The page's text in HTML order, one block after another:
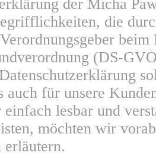
der Micha
die
beim
(DS-
für unsere
einfach lesbar und
möchten wir